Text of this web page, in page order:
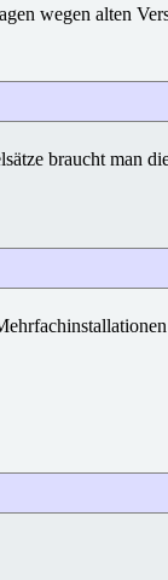
wegen alten
braucht man